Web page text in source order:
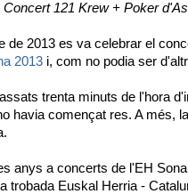
Concert 121 Krew + Poker
de 2013 es va celebrar el
2013 i, com no podia ser
trenta minuts de l'hora
havia començat res. A més,
anys a concerts de l'EH
trobada Euskal Herria -